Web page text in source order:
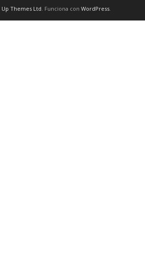
Themes Ltd. Funciona con WordPress.